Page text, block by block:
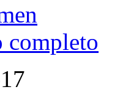
completo